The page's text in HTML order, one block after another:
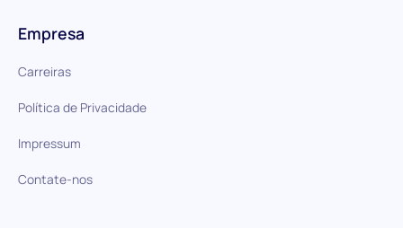
Empresa
Carreiras
Política de Privacidade
Impressum
Contate-nos